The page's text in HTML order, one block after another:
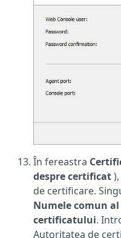
În fereastra
despre certificat
de certificare.
Numele comun
certificatului.
Autoritatea de